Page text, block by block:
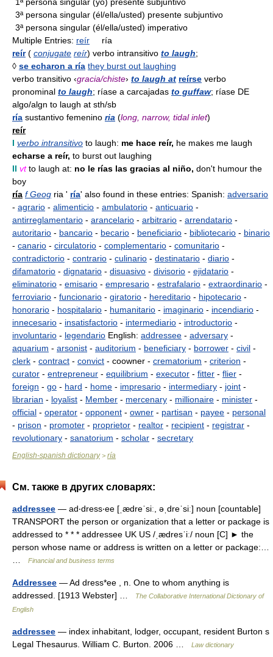
3ª persona singular (él/ella/usted) presente subjuntivo
3ª persona singular (él/ella/usted) imperativo
Multiple Entries: reír ría
reír( conjugate reír) verbo intransitivo to laugh;
◊ se echaron a ría they burst out laughing
verbo transitivo ‹gracia/chiste› to laugh at reírse verbo
pronominal to laugh; ríase a carcajadas to guffaw; ríase DE
algo/algn to laugh at sth/sb
ría sustantivo femenino ria (long, narrow, tidal inlet)
reír
I verbo intransitivo to laugh: me hace reír, he makes me laugh
echarse a reír, to burst out laughing
II vtto laugh at: no le rías las gracias al niño, don't humour the
boy
ría f Geog ria ' ría' also found in these entries: Spanish: adversario
- agrario - alimenticio - ambulatorio - anticuario -
antirreglamentario - arancelario - arbitrario - arrendatario -
autoritario - bancario - becario - beneficiario - bibliotecario - binario
- canario - circulatorio - complementario - comunitario -
contradictorio - contrario - culinario - destinatario - diario -
difamatorio - dignatario - disuasivo - divisorio - ejidatario -
eliminatorio - emisario - empresario - estrafalario - extraordinario -
ferroviario - funcionario - giratorio - hereditario - hipotecario -
honorario - hospitalario - humanitario - imaginario - incendiario -
innecesario - insatisfactorio - intermediario - introductorio -
involuntario - legendario English: addressee - adversary -
aquarium - arsonist - auditorium - beneficiary - borrower - civil -
clerk - contract - convict - coowner - crematorium - criterion -
curator - entrepreneur - equilibrium - executor - fitter - flier -
foreign - go - hard - home - impresario - intermediary - joint -
librarian - loyalist - Member - mercenary - millionaire - minister -
official - operator - opponent - owner - partisan - payee - personal
- prison - promoter - proprietor - realtor - recipient - registrar -
revolutionary - sanatorium - scholar - secretary
English-spanish dictionary> ría
См. также в других словарях:
addressee — ad‧dress‧ee [ˌædreˈsiː, əˌdreˈsiː] noun [countable]
TRANSPORT the person or organization that a letter or package is
addressed to * * * addressee UK US /ˌædresˈiː/ noun [C] ► the
person whose name or address is written on a letter or package:…
Financial and business terms
Addressee — Ad dress*ee , n. One to whom anything is
addressed. [1913 Webster] …
The Collaborative International Dictionary of
English
addressee — index inhabitant, lodger, occupant, resident Burton s
Legal Thesaurus. William C. Burton. 2006 …
Law dictionary